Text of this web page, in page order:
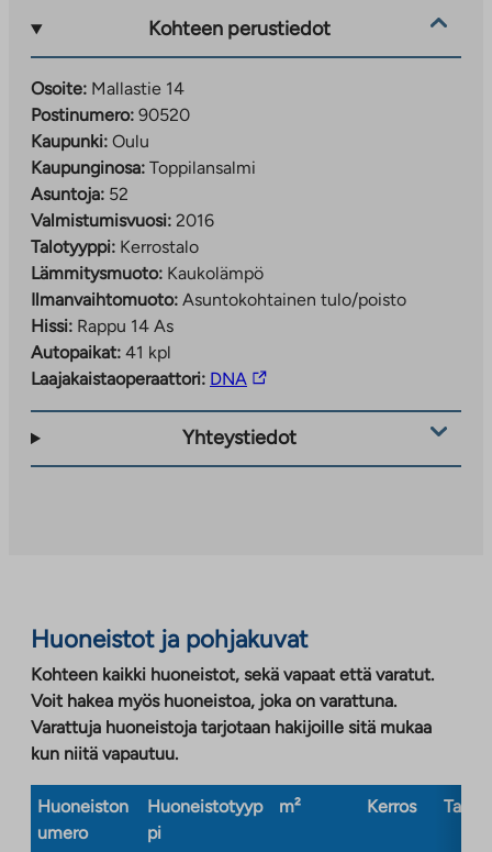
Kohteen perustiedot
Osoite: Mallastie 14
Postinumero: 90520
Kaupunki: Oulu
Kaupunginosa: Toppilansalmi
Asuntoja: 52
Valmistumisvuosi: 2016
Talotyyppi: Kerrostalo
Lämmitysmuoto: Kaukolämpö
Ilmanvaihtomuoto: Asuntokohtainen tulo/poisto
Hissi: Rappu 14 As
Autopaikat: 41 kpl
Laajakaistaoperaattori: DNA Linkki
ulkopuoliseen
Yhteystiedot
Huoneistot ja pohjakuvat
Kohteen kaikki huoneistot, sekä vapaat että varatut.
Voit hakea myös huoneistoa, joka on varattuna.
Varattuja huoneistoja tarjotaan hakijoille sitä mukaa
kun niitä vapautuu.
Huoneiston
umero
Huoneistotyyp
pi
m² Kerros